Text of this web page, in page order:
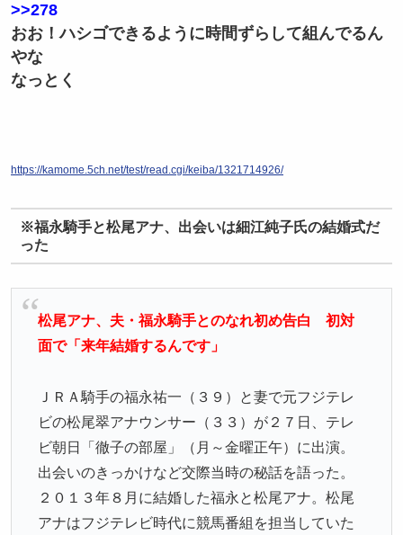
>>278
おお！ハシゴできるように時間ずらして組んでるん
やな
なっとく
https://kamome.5ch.net/test/read.cgi/keiba/1321714926/
※福永騎手と松尾アナ、出会いは細江純子氏の結婚式だ
った
松尾アナ、夫・福永騎手とのなれ初め告白 初対
面で「来年結婚するんです」
ＪＲＡ騎手の福永祐一（３９）と妻で元フジテレ
ビの松尾翠アナウンサー（３３）が２７日、テレ
ビ朝日「徹子の部屋」（月～金曜正午）に出演。
出会いのきっかけなど交際当時の秘話を語った。
２０１３年８月に結婚した福永と松尾アナ。松尾
アナはフジテレビ時代に競馬番組を担当していた